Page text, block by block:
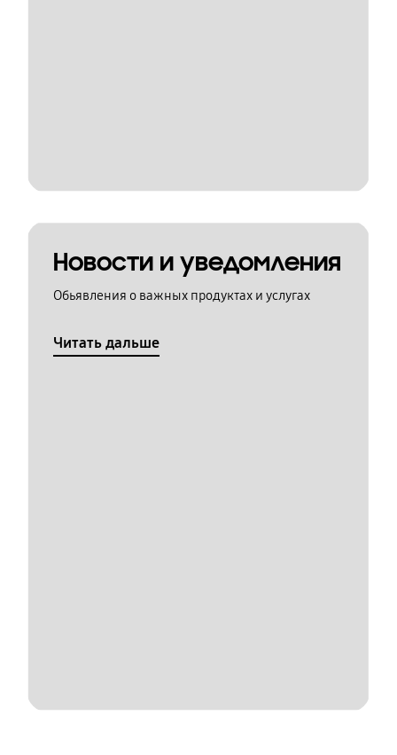
Новости и уведомления
Обьявления о важных продуктах и услугах
Читать дальше